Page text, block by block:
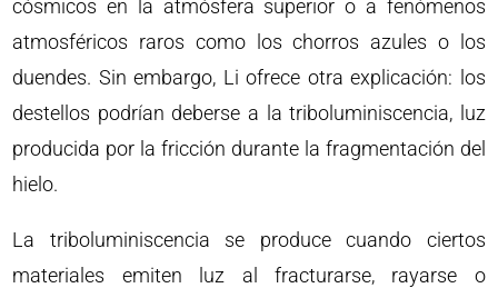
cósmicos en la atmósfera superior o a fenómenos
atmosféricos raros como los chorros azules o los
duendes. Sin embargo, Li ofrece otra explicación: los
destellos podrían deberse a la triboluminiscencia, luz
producida por la fricción durante la fragmentación del
hielo.
La triboluminiscencia se produce cuando ciertos
materiales emiten luz al fracturarse, rayarse o